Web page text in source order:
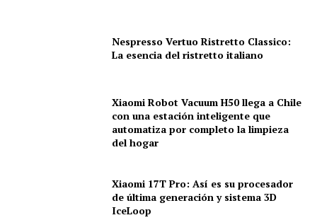
Nespresso Vertuo Ristretto Classico:
La esencia del ristretto italiano
Xiaomi Robot Vacuum H50 llega a Chile
con una estación inteligente que
automatiza por completo la limpieza
del hogar
Xiaomi 17T Pro: Así es su procesador
de última generación y sistema 3D
IceLoop